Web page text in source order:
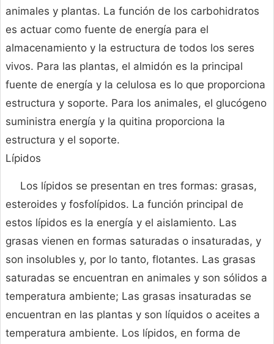
animales y plantas. La función de los carbohidratos
es actuar como fuente de energía para el
almacenamiento y la estructura de todos los seres
vivos. Para las plantas, el almidón es la principal
fuente de energía y la celulosa es lo que proporciona
estructura y soporte. Para los animales, el glucógeno
suministra energía y la quitina proporciona la
estructura y el soporte.
Lípidos
Los lípidos se presentan en tres formas: grasas,
esteroides y fosfolípidos. La función principal de
estos lípidos es la energía y el aislamiento. Las
grasas vienen en formas saturadas o insaturadas, y
son insolubles y, por lo tanto, flotantes. Las grasas
saturadas se encuentran en animales y son sólidos a
temperatura ambiente; Las grasas insaturadas se
encuentran en las plantas y son líquidos o aceites a
temperatura ambiente. Los lípidos, en forma de